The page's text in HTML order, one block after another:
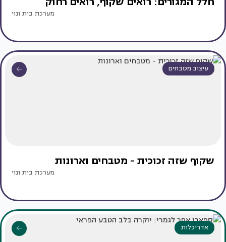
מערכת בית ונוי
עיצוב מטבחים
שקוף שזה זכוכית - מטבחים וארונות
מערכת בית ונוי
אדריכלות